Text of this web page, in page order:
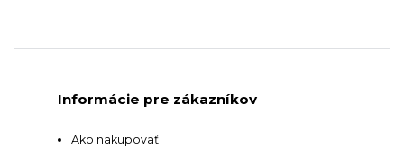
Informácie pre zákazníkov
Ako nakupovať